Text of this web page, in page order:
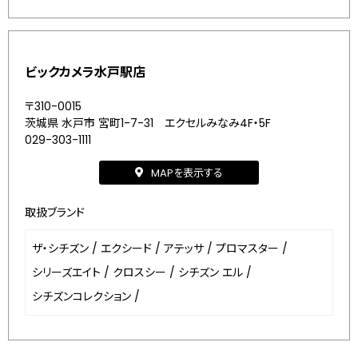
ビックカメラ水戸駅店
〒310-0015
茨城県 水戸市 宮町1-7-31 エクセルみなみ4F・5F
029-303-1111
MAPを表示する
取扱ブランド
ザ・シチズン / エクシード / アテッサ / プロマスター /
シリーズエイト / クロスシー / シチズン エル /
シチズンコレクション /